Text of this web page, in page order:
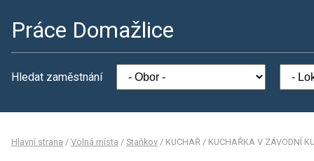
Práce Domažlice
Hledat zaměstnání
Hlavní strana / Volná místa / Staňkov / KUCHAŘ / KUCHAŘKA V ZÁVODNÍ